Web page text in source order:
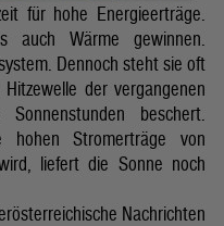
für hohe Energieerträge.
auch Wärme gewinnen.
Dennoch steht sie oft
der vergangenen
beschert.
Stromerträge von
liefert die Sonne noch
Nachrichten